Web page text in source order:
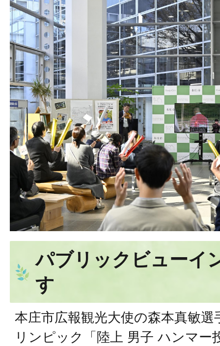
パブリックビューイ
す
本庄市広報観光大使の森本真敏
リンピック「陸上 男子 ハンマー